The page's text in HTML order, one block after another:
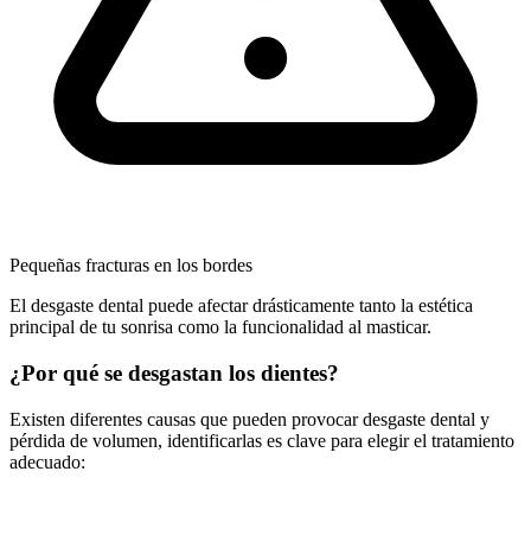
Pequeñas fracturas en los bordes
El desgaste dental puede afectar drásticamente tanto la estética
principal de tu sonrisa como la funcionalidad al masticar.
¿Por qué se desgastan los dientes?
Existen diferentes causas que pueden provocar desgaste dental y
pérdida de volumen, identificarlas es clave para elegir el tratamiento
adecuado: